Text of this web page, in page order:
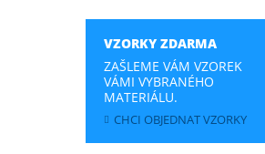
VZORKY ZDARMA
ZAŠLEME VÁM VZOREK
VÁMI VYBRANÉHO
MATERIÁLU.
CHCI OBJEDNAT VZORKY